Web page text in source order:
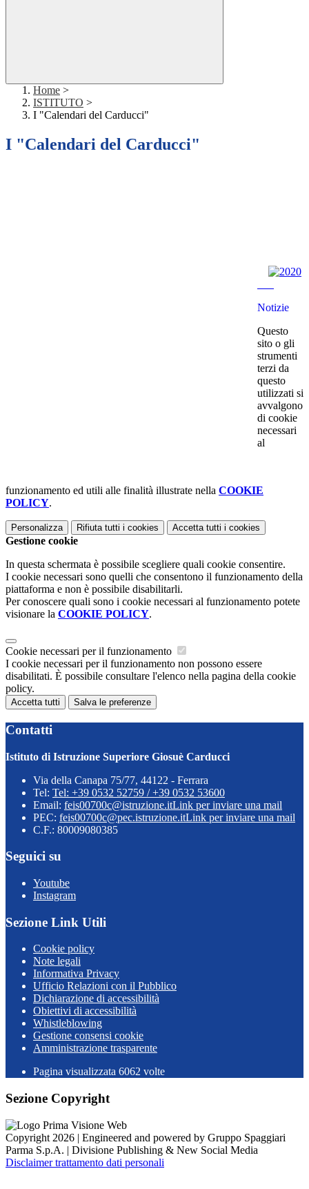
Home >
ISTITUTO >
I "Calendari del Carducci"
I "Calendari del Carducci"
Notizie
Questo
sito o gli
strumenti
terzi da
questo
utilizzati si
avvalgono
di cookie
necessari
al
funzionamento ed utili alle finalità illustrate nella COOKIE
POLICY.
Personalizza Rifiuta tutti i cookies Accetta tutti i cookies
Gestione cookie
In questa schermata è possibile scegliere quali cookie consentire.
I cookie necessari sono quelli che consentono il funzionamento della
piattaforma e non è possibile disabilitarli.
Per conoscere quali sono i cookie necessari al funzionamento potete
visionare la COOKIE POLICY.
Cookie necessari per il funzionamento
I cookie necessari per il funzionamento non possono essere
disabilitati. È possibile consultare l'elenco nella pagina della cookie
policy.
Accetta tutti Salva le preferenze
Contatti
Istituto di Istruzione Superiore Giosuè Carducci
Via della Canapa 75/77, 44122 - Ferrara
Tel: Tel: +39 0532 52759 / +39 0532 53600
Email: feis00700c@istruzione.itLink per inviare una mail
PEC: feis00700c@pec.istruzione.itLink per inviare una mail
C.F.: 80009080385
Seguici su
Youtube
Instagram
Sezione Link Utili
Cookie policy
Note legali
Informativa Privacy
Ufficio Relazioni con il Pubblico
Dichiarazione di accessibilità
Obiettivi di accessibilità
Whistleblowing
Gestione consensi cookie
Amministrazione trasparente
Pagina visualizzata 6062 volte
Sezione Copyright
Copyright 2026 | Engineered and powered by Gruppo Spaggiari
Parma S.p.A. | Divisione Publishing & New Social Media
Disclaimer trattamento dati personali